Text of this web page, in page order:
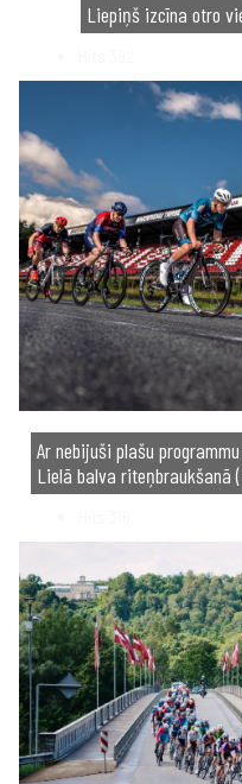
Liepiņš izcīna otro
Ar nebijuši plašu
Lielā balva riteņbraukšanā